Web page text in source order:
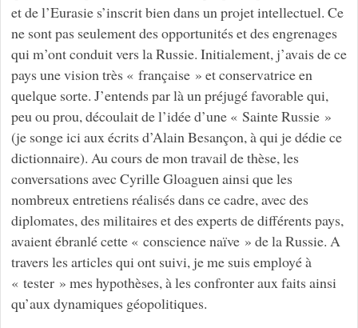
et de l’Eurasie s’inscrit bien dans un projet intellectuel. Ce
ne sont pas seulement des opportunités et des engrenages
qui m’ont conduit vers la Russie. Initialement, j’avais de ce
pays une vision très « française » et conservatrice en
quelque sorte. J’entends par là un préjugé favorable qui,
peu ou prou, découlait de l’idée d’une « Sainte Russie »
(je songe ici aux écrits d’Alain Besançon, à qui je dédie ce
dictionnaire). Au cours de mon travail de thèse, les
conversations avec Cyrille Gloaguen ainsi que les
nombreux entretiens réalisés dans ce cadre, avec des
diplomates, des militaires et des experts de différents pays,
avaient ébranlé cette « conscience naïve » de la Russie. A
travers les articles qui ont suivi, je me suis employé à
« tester » mes hypothèses, à les confronter aux faits ainsi
qu’aux dynamiques géopolitiques.